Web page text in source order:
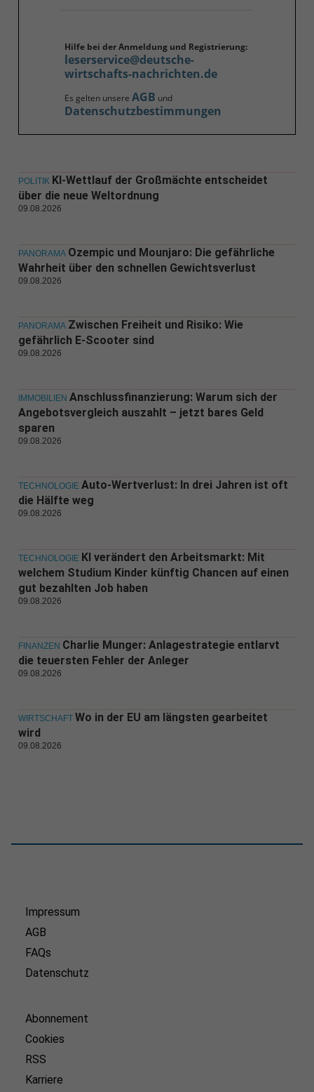
Hilfe bei der Anmeldung und Registrierung:
leserservice@deutsche-
wirtschafts-nachrichten.de
Es gelten unsere AGB und
Datenschutzbestimmungen
POLITIK KI-Wettlauf der Großmächte entscheidet
über die neue Weltordnung
09.08.2026
PANORAMA Ozempic und Mounjaro: Die gefährliche
Wahrheit über den schnellen Gewichtsverlust
09.08.2026
PANORAMA Zwischen Freiheit und Risiko: Wie
gefährlich E-Scooter sind
09.08.2026
IMMOBILIEN Anschlussfinanzierung: Warum sich der
Angebotsvergleich auszahlt – jetzt bares Geld
sparen
09.08.2026
TECHNOLOGIE Auto-Wertverlust: In drei Jahren ist oft
die Hälfte weg
09.08.2026
TECHNOLOGIE KI verändert den Arbeitsmarkt: Mit
welchem Studium Kinder künftig Chancen auf einen
gut bezahlten Job haben
09.08.2026
FINANZEN Charlie Munger: Anlagestrategie entlarvt
die teuersten Fehler der Anleger
09.08.2026
WIRTSCHAFT Wo in der EU am längsten gearbeitet
wird
09.08.2026
Impressum
AGB
FAQs
Datenschutz
Abonnement
Cookies
RSS
Karriere